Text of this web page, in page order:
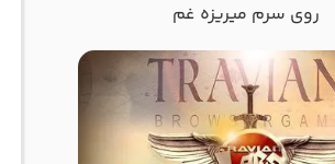
روی سرم میریزه غم